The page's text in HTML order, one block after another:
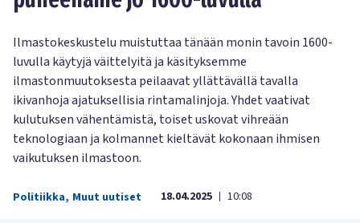
Ilmastokeskustelu muistuttaa tänään monin tavoin 1600-
luvulla käytyjä väittelyitä ja käsityksemme
ilmastonmuutoksesta peilaavat yllättävällä tavalla
ikivanhoja ajatuksellisia rintamalinjoja. Yhdet vaativat
kulutuksen vähentämistä, toiset uskovat vihreään
teknologiaan ja kolmannet kieltävät kokonaan ihmisen
vaikutuksen ilmastoon.
Politiikka, Muut uutiset 18.04.2025 | 10:08